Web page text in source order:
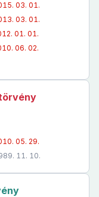
03. 01.
03. 01.
01. 01.
06. 02.
05. 29.
11. 10.